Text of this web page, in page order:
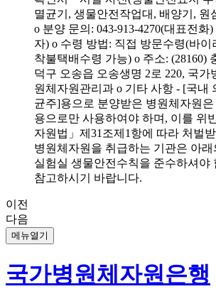
멸균기, 생물안전작업대, 배양기, 원
o 분양 문의: 043-913-4270(대표전화)
자) o 수령 방법: 직접 방문수령(바이
착불택배수령 가능) o 주소: (28160)
덕구 오송읍 오송생명 2로 220, 국가
원체자원관리과 o 기타 사항 - [국내
균주]용으로 분양받은 병원체자원
용으로만 사용하여야 하며, 이를 위
자원법」제31조제1항에 따라 처벌
병원체자원을 취급하는 기관은 아
실험실 생물안전수칙을 준수하셔야
참고하시기 바랍니다.
이전
다음
메뉴열기
국가병원체자원은행